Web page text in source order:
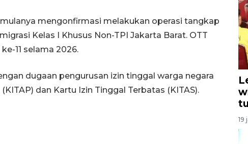
mulanya mengonfirmasi melakukan operasi tangkap
Kelas I Khusus Non-TPI Jakarta Barat. OTT
11 selama 2026.
dugaan pengurusan izin tinggal warga negara
dan Kartu Izin Tinggal Terbatas (KITAS).
19